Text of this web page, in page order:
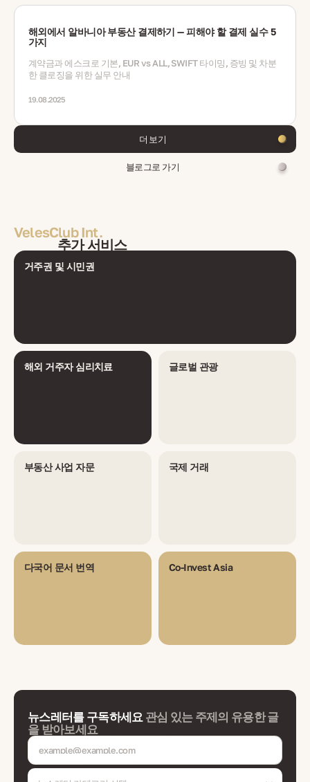
해외에서 알바니아 부동산 결제하기 — 피해야 할 결제 실수 5
가지
계약금과 에스크로 기본, EUR vs ALL, SWIFT 타이밍, 증빙 및 차분
한 클로징을 위한 실무 안내
19.08.2025
더 보기
블로그로 가기
VelesClub Int.
추가 서비스
거주권 및 시민권
해외 거주자 심리치료 글로벌 관광
부동산 사업 자문 국제 거래
다국어 문서 번역 Co-Invest Asia
뉴스레터를 구독하세요 관심 있는 주제의 유용한 글
을 받아보세요